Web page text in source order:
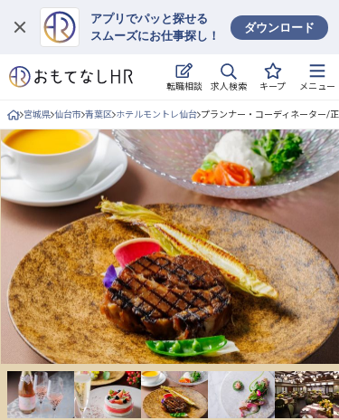
アプリでパッと探せる
スムーズにお仕事探し！
ダウンロード
転職相談 求人検索 キープ メニュー
ログイン
求人・施設を探す
キープした求人
就職・転職 合同説明会
おもてなしHRについて
ご利用の流れ
よくある質問
ホテル・宿泊業界情報コラム
宮城県 仙台市 青葉区 ホテルモントレ仙台 プランナー・コーディネーター/正